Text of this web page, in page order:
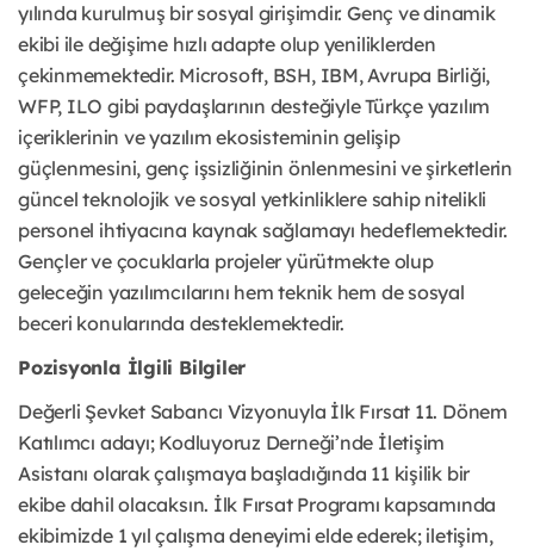
yılında kurulmuş bir sosyal girişimdir. Genç ve dinamik
ekibi ile değişime hızlı adapte olup yeniliklerden
çekinmemektedir. Microsoft, BSH, IBM, Avrupa Birliği,
WFP, ILO gibi paydaşlarının desteğiyle Türkçe yazılım
içeriklerinin ve yazılım ekosisteminin gelişip
güçlenmesini, genç işsizliğinin önlenmesini ve şirketlerin
güncel teknolojik ve sosyal yetkinliklere sahip nitelikli
personel ihtiyacına kaynak sağlamayı hedeflemektedir.
Gençler ve çocuklarla projeler yürütmekte olup
geleceğin yazılımcılarını hem teknik hem de sosyal
beceri konularında desteklemektedir.
Pozisyonla İlgili Bilgiler
Değerli Şevket Sabancı Vizyonuyla İlk Fırsat 11. Dönem
Katılımcı adayı; Kodluyoruz Derneği’nde İletişim
Asistanı olarak çalışmaya başladığında 11 kişilik bir
ekibe dahil olacaksın. İlk Fırsat Programı kapsamında
ekibimizde 1 yıl çalışma deneyimi elde ederek; iletişim,